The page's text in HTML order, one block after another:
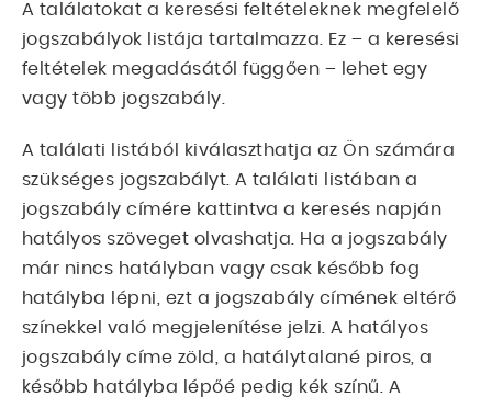
A találatokat a keresési feltételeknek megfelelő
jogszabályok listája tartalmazza. Ez – a keresési
feltételek megadásától függően – lehet egy
vagy több jogszabály.
A találati listából kiválaszthatja az Ön számára
szükséges jogszabályt. A találati listában a
jogszabály címére kattintva a keresés napján
hatályos szöveget olvashatja. Ha a jogszabály
már nincs hatályban vagy csak később fog
hatályba lépni, ezt a jogszabály címének eltérő
színekkel való megjelenítése jelzi. A hatályos
jogszabály címe zöld, a hatálytalané piros, a
később hatályba lépőé pedig kék színű. A